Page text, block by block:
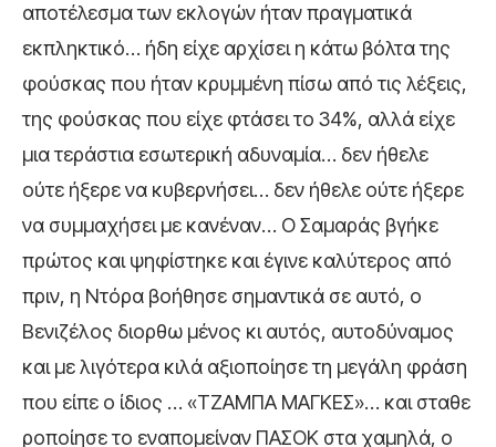
αποτέλεσμα των εκλογών ήταν πραγματικά
εκπληκτικό… ήδη είχε αρχίσει η κάτω βόλτα της
φούσκας που ήταν κρυμμένη πίσω από τις λέξεις,
της φούσκας που είχε φτάσει το 34%, αλλά είχε
μια τεράστια εσωτερική αδυναμία… δεν ήθελε
ούτε ήξερε να κυβερνήσει… δεν ήθελε ούτε ήξερε
να συμμαχήσει με κανέναν… Ο Σαμαράς βγήκε
πρώτος και ψηφίστηκε και έγινε καλύτερος από
πριν, η Ντόρα βοήθησε σημαντικά σε αυτό, ο
Βενιζέλος διορθω μένος κι αυτός, αυτοδύναμος
και με λιγότερα κιλά αξιοποίησε τη μεγάλη φράση
που είπε ο ίδιος … «ΤΖΑΜΠΑ ΜΑΓΚΕΣ»… και σταθε
ροποίησε το εναπομείναν ΠΑΣΟΚ στα χαμηλά, ο